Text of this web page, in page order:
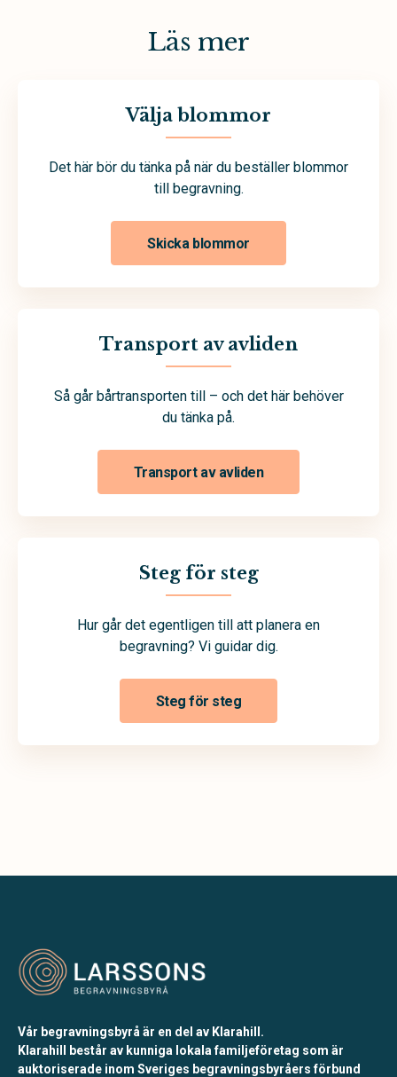
Läs mer
Välja blommor
Det här bör du tänka på när du beställer blommor
till begravning.
Skicka blommor
Transport av avliden
Så går bårtransporten till – och det här behöver
du tänka på.
Transport av avliden
Steg för steg
Hur går det egentligen till att planera en
begravning? Vi guidar dig.
Steg för steg
Vår begravningsbyrå är en del av Klarahill.
Klarahill består av kunniga lokala familjeföretag som är
auktoriserade inom Sveriges begravningsbyråers förbund